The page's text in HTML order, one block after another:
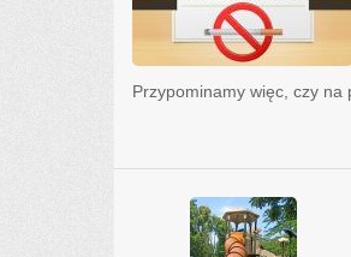
Przypominamy więc, czy